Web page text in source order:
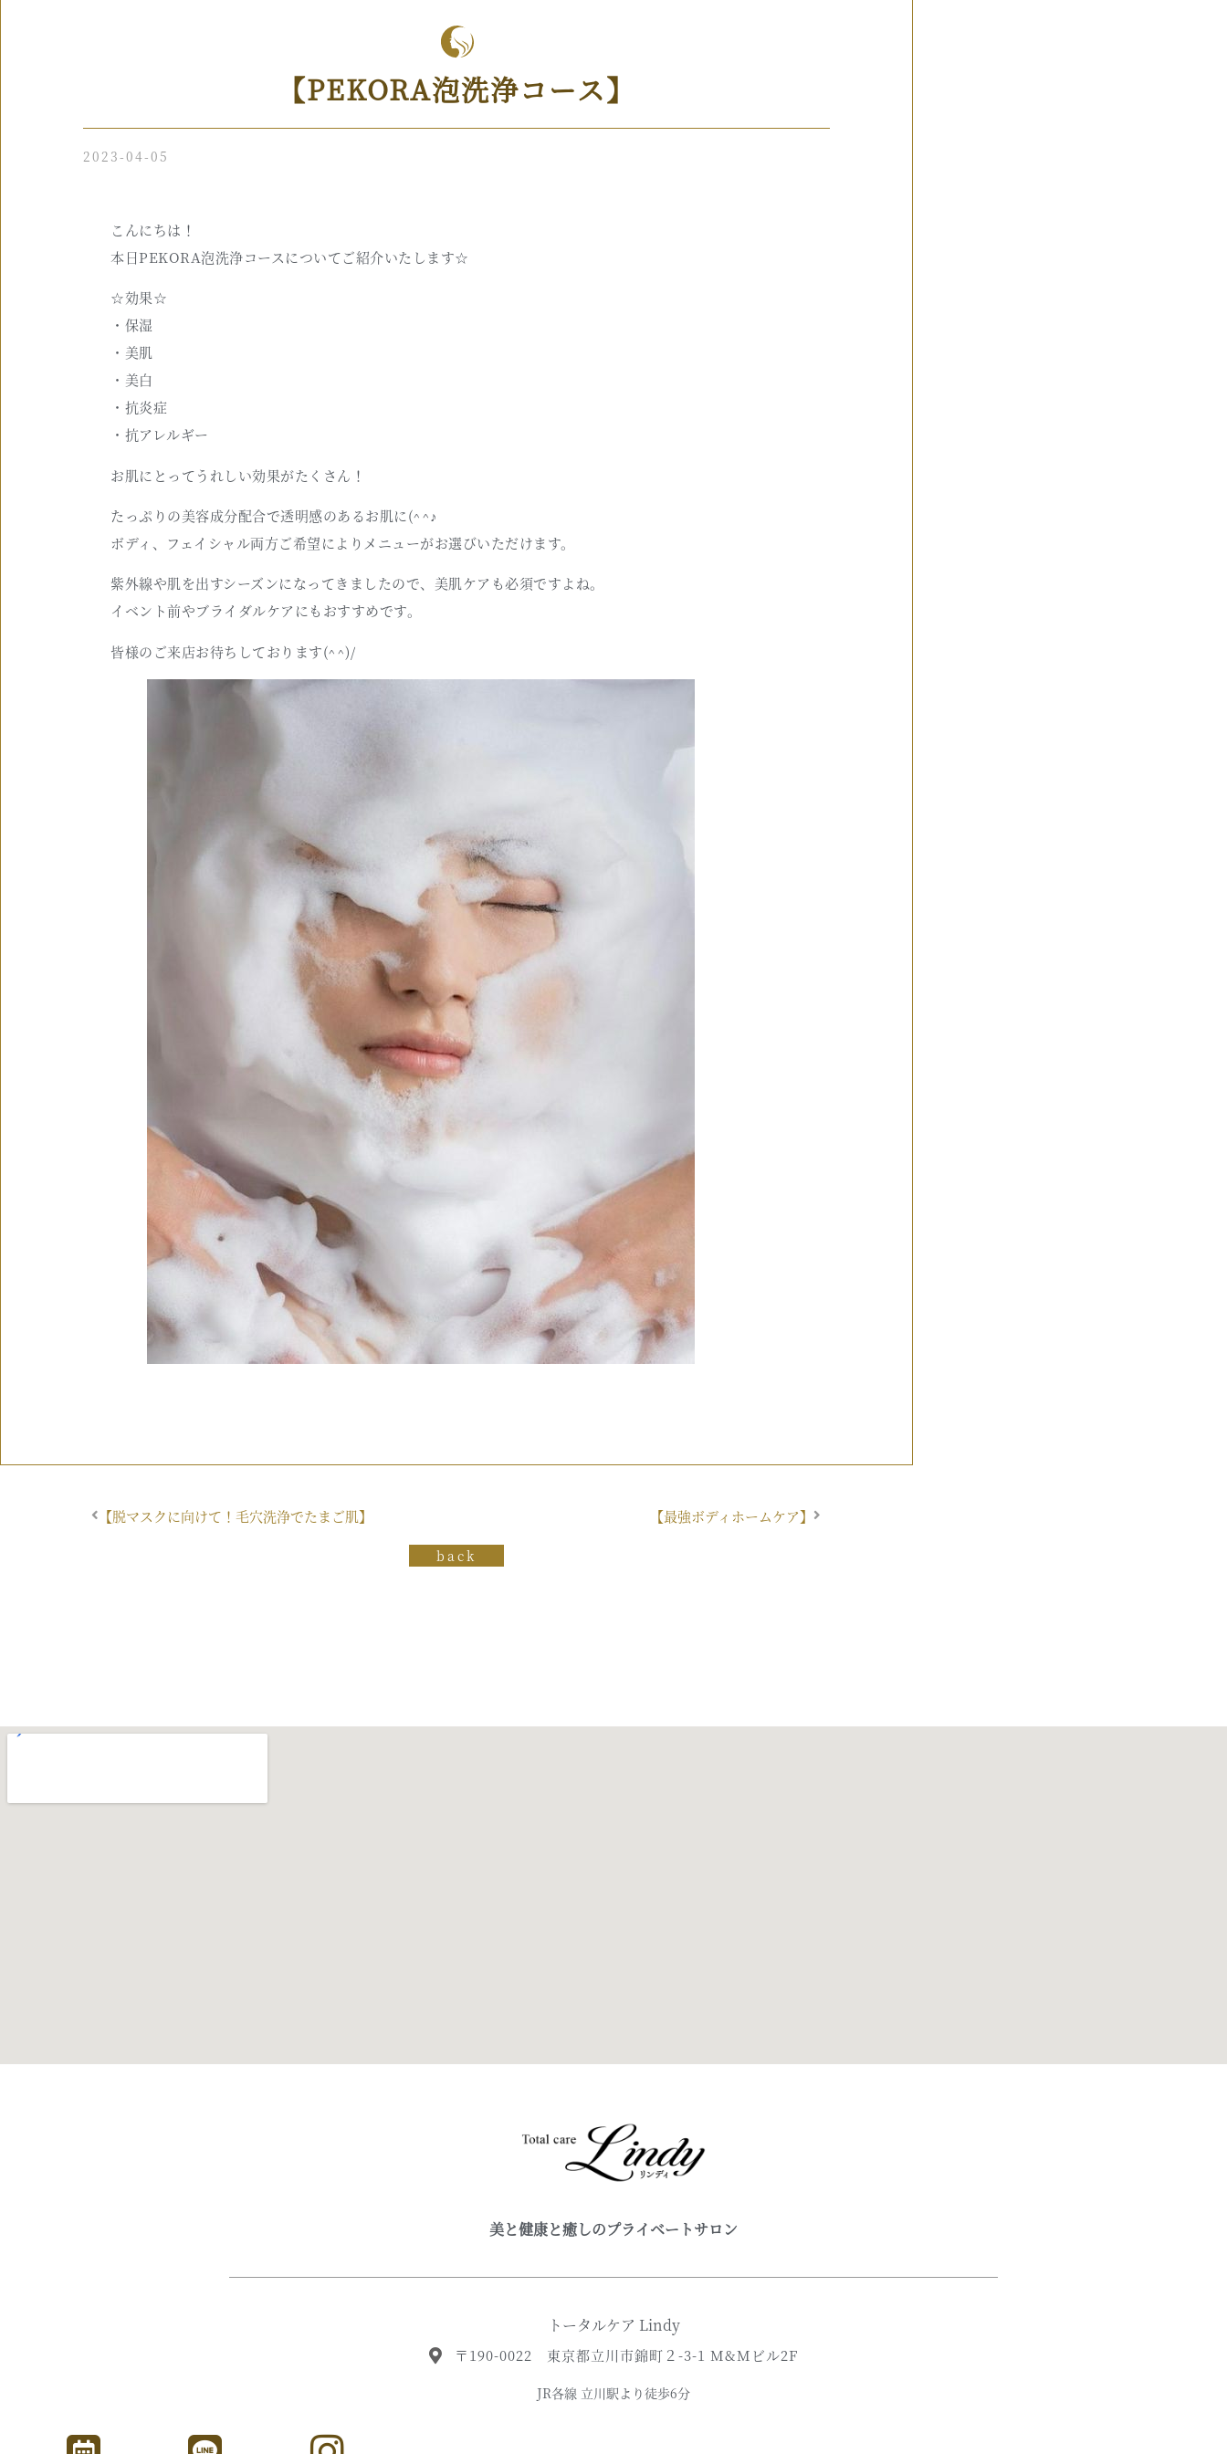
【PEKORA泡洗浄コース】
2023-04-05
こんにちは！
本日PEKORA泡洗浄コースについてご紹介いたします☆
☆効果☆
・保湿
・美肌
・美白
・抗炎症
・抗アレルギー
お肌にとってうれしい効果がたくさん！
たっぷりの美容成分配合で透明感のあるお肌に(^^♪
ボディ、フェイシャル両方ご希望によりメニューがお選びいただけます。
紫外線や肌を出すシーズンになってきましたので、美肌ケアも必須ですよね。
イベント前やブライダルケアにもおすすめです。
皆様のご来店お待ちしております(^^)/
【脱マスクに向けて！毛穴洗浄でたまご肌】 【最強ボディホームケア】
back
美と健康と癒しのプライベートサロン
トータルケア Lindy
〒190-0022 東京都立川市錦町２-3-1 M&Mビル2F
JR各線 立川駅より徒歩6分